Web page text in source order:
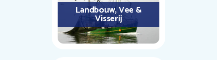
Landbouw, Vee &
Visserij